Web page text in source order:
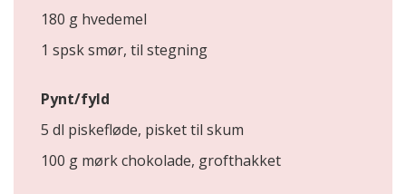
180 g hvedemel
1 spsk smør, til stegning
Pynt/fyld
5 dl piskefløde, pisket til skum
100 g mørk chokolade, grofthakket